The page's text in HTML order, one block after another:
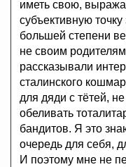
иметь свою,
субъективную
большей степени
не своим
рассказывали
сталинского
для дяди с тётей,
обеливать
бандитов. Я это
очередь для себя,
И поэтому мне не